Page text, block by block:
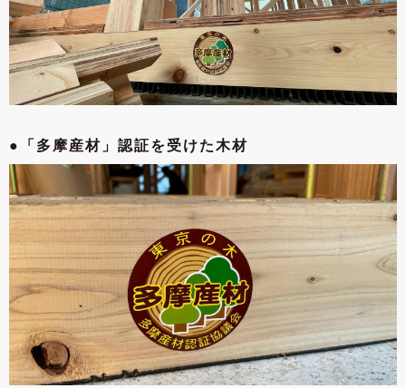
●「多摩産材」 認証を受けた木材